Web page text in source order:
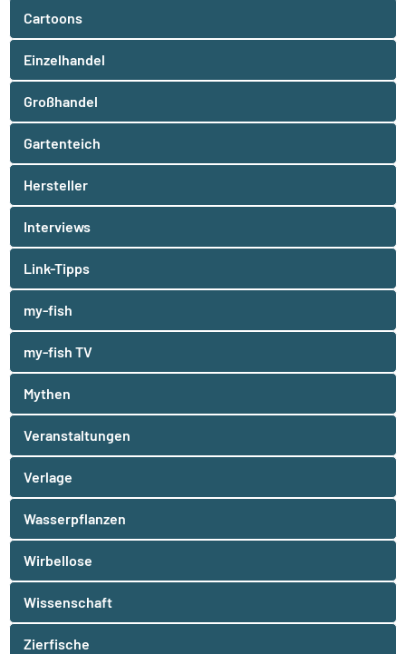
Cartoons
Einzelhandel
Großhandel
Gartenteich
Hersteller
Interviews
Link-Tipps
my-fish
my-fish TV
Mythen
Veranstaltungen
Verlage
Wasserpflanzen
Wirbellose
Wissenschaft
Zierfische